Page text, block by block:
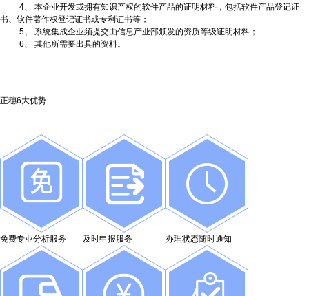
4 、 本企业开发或拥有知识产权的软件产品的证明材料，包括软件产品登记证
书、软件著作权登记证书或专利证书等；
5 、 系统集成企业须提交由信息产业部颁发的资质等级证明材料；
6 、 其他所需要出具的资料。
正穗6大优势
免费专业分析服务 及时申报服务 办理状态随时通知